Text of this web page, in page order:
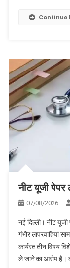
Continue
नीट यूजी पेपर
07/08/2026
नई दिल्ली। नीट यूजी
गंभीर लापरवाहियां
कार्यरत तीन विषय
ले जाने का आरोप है।